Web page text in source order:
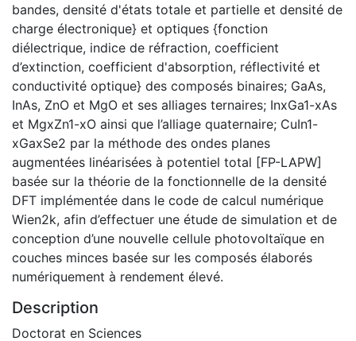
bandes, densité d'états totale et partielle et densité de
charge électronique} et optiques {fonction
diélectrique, indice de réfraction, coefficient
d’extinction, coefficient d'absorption, réflectivité et
conductivité optique} des composés binaires; GaAs,
InAs, ZnO et MgO et ses alliages ternaires; InxGa1-xAs
et MgxZn1-xO ainsi que l’alliage quaternaire; CuIn1-
xGaxSe2 par la méthode des ondes planes
augmentées linéarisées à potentiel total [FP-LAPW]
basée sur la théorie de la fonctionnelle de la densité
DFT implémentée dans le code de calcul numérique
Wien2k, afin d’effectuer une étude de simulation et de
conception d’une nouvelle cellule photovoltaïque en
couches minces basée sur les composés élaborés
numériquement à rendement élevé.
Description
Doctorat en Sciences